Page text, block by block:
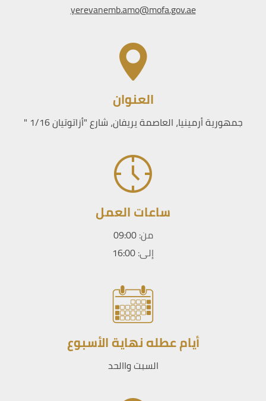
yerevanemb.amo@mofa.gov.ae
العنوان
جمهورية أرمينيا، العاصمة يريفان، شارع "أزاتوتيان 1/16 "
ساعات العمل
من:09:00
إلى:16:00
أيام عطله نهاية الأسبوع
السبت واالحد